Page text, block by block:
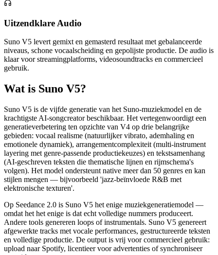
Uitzendklare Audio
Suno V5 levert gemixt en gemasterd resultaat met gebalanceerde
niveaus, schone vocaalscheiding en gepolijste productie. De audio is
klaar voor streamingplatforms, videosoundtracks en commercieel
gebruik.
Wat is Suno V5?
Suno V5 is de vijfde generatie van het Suno-muziekmodel en de
krachtigste AI-songcreator beschikbaar. Het vertegenwoordigt een
generatieverbetering ten opzichte van V4 op drie belangrijke
gebieden: vocaal realisme (natuurlijker vibrato, ademhaling en
emotionele dynamiek), arrangementcomplexiteit (multi-instrument
layering met genre-passende productiekeuzes) en tekstsamenhang
(AI-geschreven teksten die thematische lijnen en rijmschema's
volgen). Het model ondersteunt native meer dan 50 genres en kan
stijlen mengen — bijvoorbeeld 'jazz-beïnvloede R&B met
elektronische texturen'.
Op Seedance 2.0 is Suno V5 het enige muziekgeneratiemodel —
omdat het het enige is dat echt volledige nummers produceert.
Andere tools genereren loops of instrumentals. Suno V5 genereert
afgewerkte tracks met vocale performances, gestructureerde teksten
en volledige productie. De output is vrij voor commercieel gebruik:
upload naar Spotify, licentieer voor advertenties of synchroniseer